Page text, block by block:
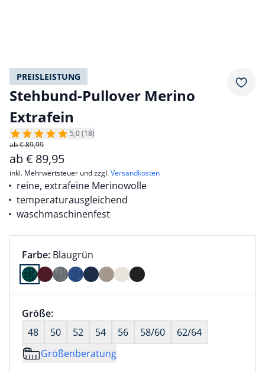
PREISLEISTUNG
Stehbund-Pullover Merino
Extrafein
5,0 (18)
ab € 89,99
ab€ 89,95
inkl. Mehrwertsteuer und zzgl.Versandkosten
reine, extrafeine Merinowolle
temperaturausgleichend
waschmaschinenfest
Farbauswahl:
Farbe: aktuell ausgewählt:
Blaugrün
Farbe Blaugrün ausgewählt
Größenauswahl:
Größe:nichts ausgewählt
48
50 52 54 56 58/60
62/64
Größenberatung